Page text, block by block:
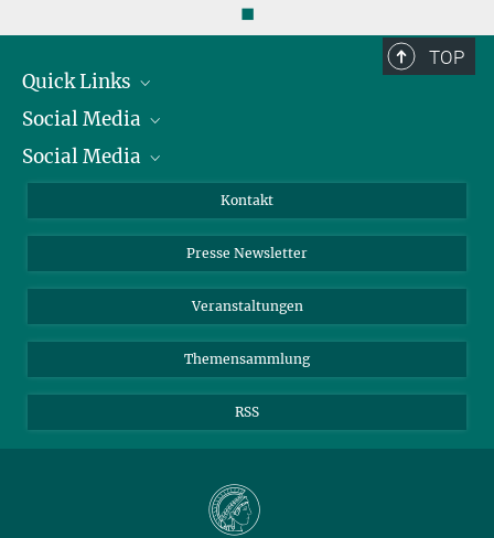
◼
TOP
Quick Links
Präsident
Zahlen und Fakten
Meldestelle Fehlverhalten
Social Media
Bluesky
TikTok
Social Media
Instagram
YouTube
Kontakt
Presse Newsletter
Veranstaltungen
Themensammlung
RSS